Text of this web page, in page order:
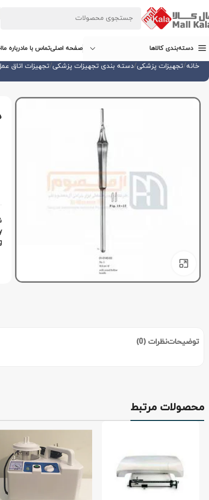
دسته‌بندی کالاها صفحه اصلیتماس با مادرباره ما
خانه تجهیزات پزشکی دسته بندی تجهیزات پزشکی تجهیزات اتاق
برای بزرگنمایی کلیک کنید
توضیحاتنظرات (0)
محصولات مرتبط